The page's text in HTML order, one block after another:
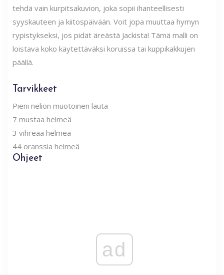
tehdä vain kurpitsakuvion, joka sopii ihanteellisesti
syyskauteen ja kiitospäivään. Voit jopa muuttaa hymyn
rypistykseksi, jos pidät äreästä Jackista! Tämä malli on
loistava koko käytettäväksi koruissa tai kuppikakkujen
päällä.
Tarvikkeet
Pieni neliön muotoinen lauta
7 mustaa helmeä
3 vihreää helmeä
44 oranssia helmeä
Ohjeet
ad